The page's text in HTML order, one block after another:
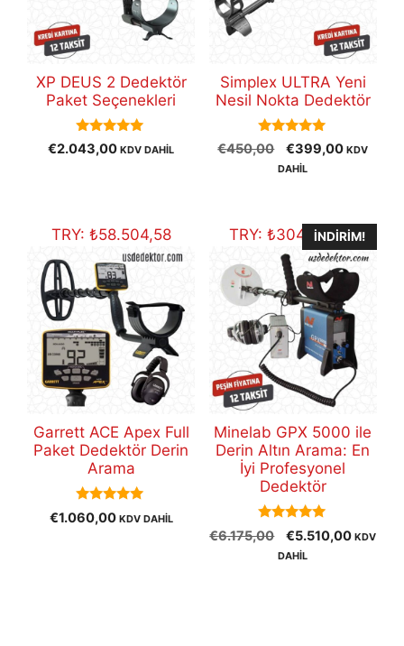
XP DEUS 2 Dedektör
Paket Seçenekleri
5.00
out of 5
€2.043,00 KDV DAHİL
Simplex ULTRA Yeni
Nesil Nokta Dedektör
5.00
out of 5
€450,00
Orijinal
fiyat:
€399,00Şu
KDV
DAHİL
TRY: ₺58.504,58
Garrett ACE Apex Full
Paket Dedektör Derin
Arama
5.00
out of 5
€1.060,00 KDV DAHİL
TRY: ₺304.113,43
İNDIRIM!
Minelab GPX 5000 ile
Derin Altın Arama: En
İyi Profesyonel
Dedektör
5.00
out of 5
€6.175,00
Orijinal
fiyat:
€5.510,00Şu
KDV
DAHİL